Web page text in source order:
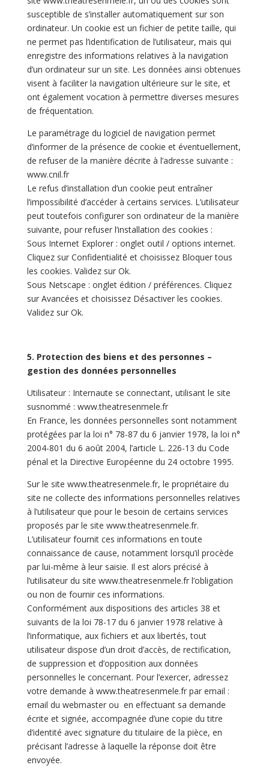
susceptible de s’installer automatiquement sur son
ordinateur. Un cookie est un fichier de petite taille, qui
ne permet pas l’identification de l’utilisateur, mais qui
enregistre des informations relatives à la navigation
d’un ordinateur sur un site. Les données ainsi obtenues
visent à faciliter la navigation ultérieure sur le site, et
ont également vocation à permettre diverses mesures
de fréquentation.
Le paramétrage du logiciel de navigation permet
d’informer de la présence de cookie et éventuellement,
de refuser de la manière décrite à l’adresse suivante :
www.cnil.fr
Le refus d’installation d’un cookie peut entraîner
l’impossibilité d’accéder à certains services. L’utilisateur
peut toutefois configurer son ordinateur de la manière
suivante, pour refuser l’installation des cookies :
Sous Internet Explorer : onglet outil / options internet.
Cliquez sur Confidentialité et choisissez Bloquer tous
les cookies. Validez sur Ok.
Sous Netscape : onglet édition / préférences. Cliquez
sur Avancées et choisissez Désactiver les cookies.
Validez sur Ok.
5. Protection des biens et des personnes –
gestion des données personnelles
Utilisateur : Internaute se connectant, utilisant le site
susnommé : www.theatresenmele.fr
En France, les données personnelles sont notamment
protégées par la loi n° 78-87 du 6 janvier 1978, la loi n°
2004-801 du 6 août 2004, l’article L. 226-13 du Code
pénal et la Directive Européenne du 24 octobre 1995.
Sur le site www.theatresenmele.fr, le propriétaire du
site ne collecte des informations personnelles relatives
à l’utilisateur que pour le besoin de certains services
proposés par le site www.theatresenmele.fr.
L’utilisateur fournit ces informations en toute
connaissance de cause, notamment lorsqu’il procède
par lui-même à leur saisie. Il est alors précisé à
l’utilisateur du site www.theatresenmele.fr l’obligation
ou non de fournir ces informations.
Conformément aux dispositions des articles 38 et
suivants de la loi 78-17 du 6 janvier 1978 relative à
l’informatique, aux fichiers et aux libertés, tout
utilisateur dispose d’un droit d’accès, de rectification,
de suppression et d’opposition aux données
personnelles le concernant. Pour l’exercer, adressez
votre demande à www.theatresenmele.fr par email :
email du webmaster ou en effectuant sa demande
écrite et signée, accompagnée d’une copie du titre
d’identité avec signature du titulaire de la pièce, en
précisant l’adresse à laquelle la réponse doit être
envoyée.